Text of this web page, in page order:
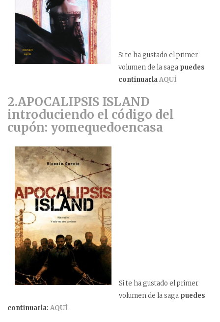
Si te ha gustado el primer
volumen de la saga puedes
continuarlaAQUÍ
2.APOCALIPSIS ISLAND
introduciendo el código del
cupón: yomequedoencasa
Si te ha gustado el primer
volumen de la saga puedes
continuarla: AQUÍ